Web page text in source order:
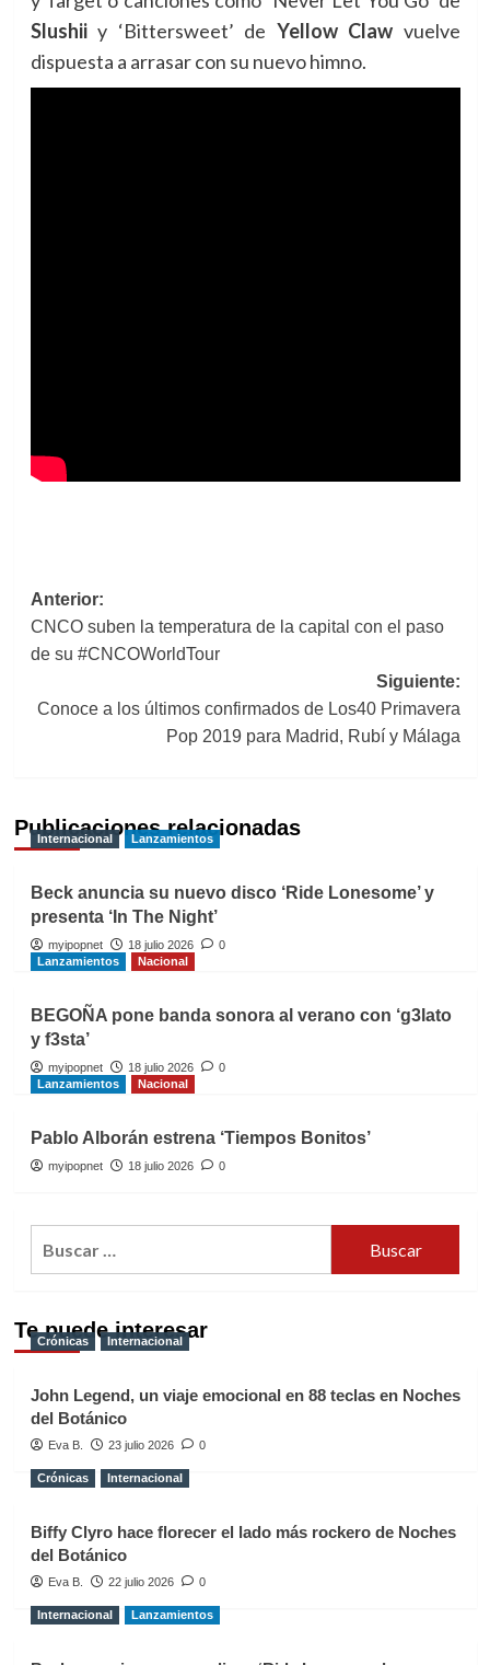
Slushiiy ‘Bittersweet’ de Yellow Claw vuelve
dispuesta a arrasar con su nuevo himno.
Navegación
de
Anterior:
CNCO suben la temperatura de la capital con el paso
de su #CNCOWorldTour
Siguiente:
Conoce a los últimos confirmados de Los40 Primavera
Pop 2019 para Madrid, Rubí y Málaga
Publicaciones relacionadas
Internacional Lanzamientos
Beck anuncia su nuevo disco ‘Ride Lonesome’ y
presenta ‘In The Night’
myipopnet 18 julio 2026
0
Lanzamientos
Nacional
BEGOÑA pone banda sonora al verano con ‘g3lato
y f3sta’
myipopnet 18 julio 2026
0
Lanzamientos
Nacional
Pablo Alborán estrena ‘Tiempos Bonitos’
myipopnet 18 julio 2026 0
Te puede interesar
Crónicas Internacional
John Legend, un viaje emocional en 88 teclas en Noches
del Botánico
Eva B. 23 julio 2026 0
Crónicas Internacional
Biffy Clyro hace florecer el lado más rockero de Noches
del Botánico
Eva B. 22 julio 2026 0
Internacional Lanzamientos